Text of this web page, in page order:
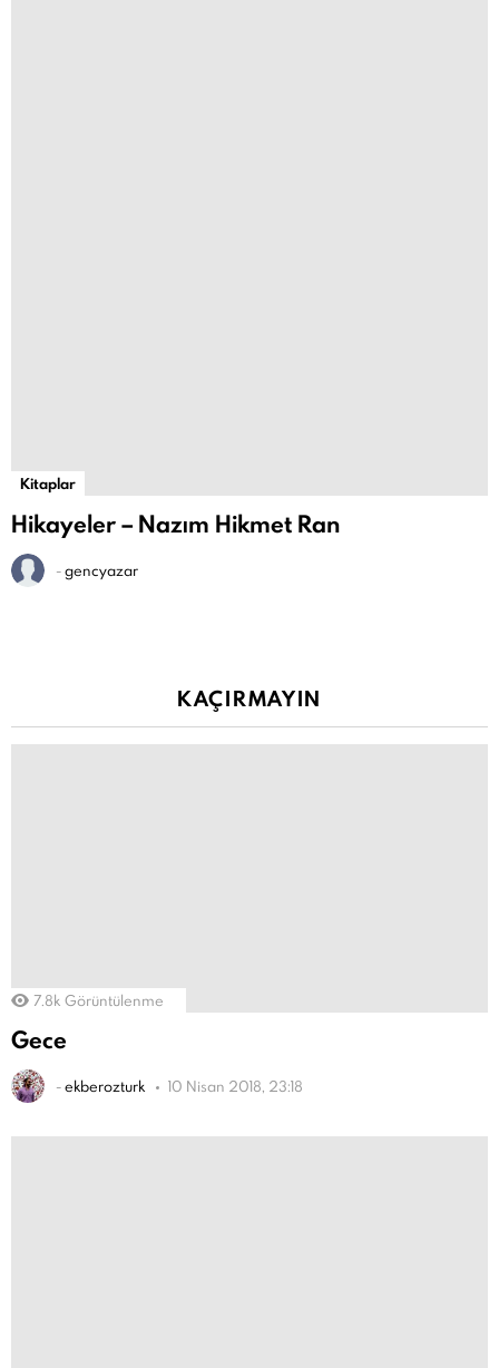
Kitaplar
Hikayeler – Nazım Hikmet Ran
-gencyazar
KAÇIRMAYIN
7.8k Görüntülenme
Gece
-ekberozturk 10 Nisan 2018, 23:18